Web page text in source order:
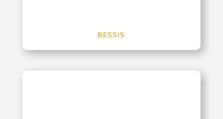
BESSIS